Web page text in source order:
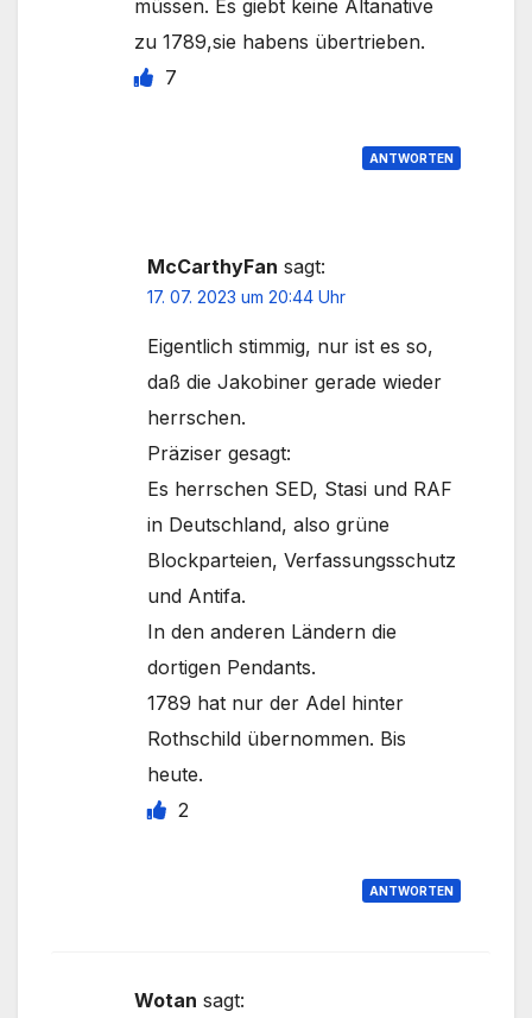
müssen. Es giebt keine Altanative
zu 1789,sie habens übertrieben.
7
ANTWORTEN
McCarthyFan sagt:
17. 07. 2023 um 20:44 Uhr
Eigentlich stimmig, nur ist es so,
daß die Jakobiner gerade wieder
herrschen.
Präziser gesagt:
Es herrschen SED, Stasi und RAF
in Deutschland, also grüne
Blockparteien, Verfassungsschutz
und Antifa.
In den anderen Ländern die
dortigen Pendants.
1789 hat nur der Adel hinter
Rothschild übernommen. Bis
heute.
2
ANTWORTEN
Wotan sagt: